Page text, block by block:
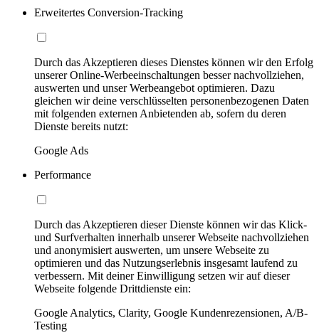
Erweitertes Conversion-Tracking
Durch das Akzeptieren dieses Dienstes können wir den Erfolg
unserer Online-Werbeeinschaltungen besser nachvollziehen,
auswerten und unser Werbeangebot optimieren. Dazu
gleichen wir deine verschlüsselten personenbezogenen Daten
mit folgenden externen Anbietenden ab, sofern du deren
Dienste bereits nutzt:
Google Ads
Performance
Durch das Akzeptieren dieser Dienste können wir das Klick-
und Surfverhalten innerhalb unserer Webseite nachvollziehen
und anonymisiert auswerten, um unsere Webseite zu
optimieren und das Nutzungserlebnis insgesamt laufend zu
verbessern. Mit deiner Einwilligung setzen wir auf dieser
Webseite folgende Drittdienste ein:
Google Analytics, Clarity, Google Kundenrezensionen, A/B-
Testing